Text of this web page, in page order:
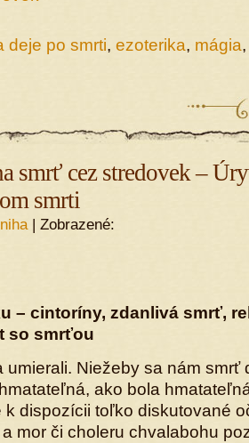
deje po smrti, ezoterika, mágia
smrť cez stredovek –
smrti
| Zobrazené:
– cintoríny, zdanlivá smrť,
so smrťou
umierali. Niežeby sa nám smrť
ako bola
k dispozícii toľko diskutované
mor či choleru chvalabohu